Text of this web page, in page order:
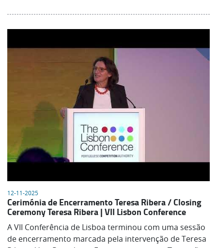
12-11-2025
Cerimónia de Encerramento Teresa Ribera / Closing
Ceremony Teresa Ribera | VII Lisbon Conference
A VII Conferência de Lisboa terminou com uma sessão
de encerramento marcada pela intervenção de Teresa